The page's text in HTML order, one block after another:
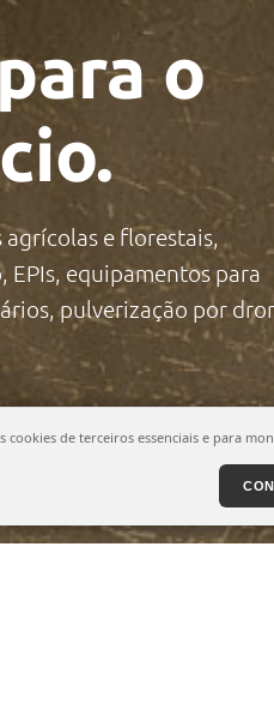
o
e florestais,
equipamentos para
pulverização por
de terceiros essenciais e para